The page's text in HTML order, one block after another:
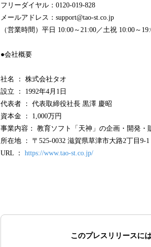
フリーダイヤル：0120-019-828
メールアドレス：support@tao-st.co.jp
（営業時間）平日 10:00～21:00／土祝 10:00～
●会社概要
社名 ： 株式会社タオ
設立 ： 1992年4月1日
代表者 ： 代表取締役社長 黒澤 慶昭
資本金 ： 1,000万円
事業内容： 教育ソフト「天神」の企画・開発・
所在地 ： 〒525-0032 滋賀県草津市大路2丁目9-
URL ： https://www.tao-st.co.jp/
このプレスリリースには